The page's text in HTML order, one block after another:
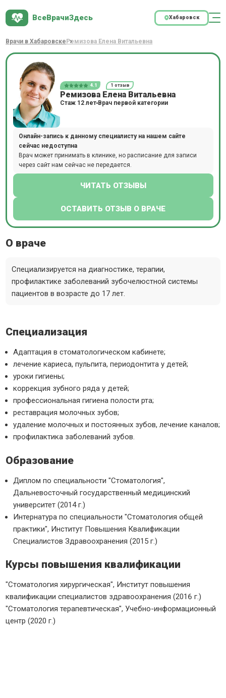
ВсеВрачиЗдесь Хабаровск
Врачи в Хабаровске Ремизова Елена Витальевна
4.1 1 отзыв
Ремизова Елена Витальевна
Стаж 12 лет Врач первой категории
Онлайн-запись к данному специалисту на нашем сайте
сейчас недоступна
Врач может принимать в клинике, но расписание для записи
через сайт нам сейчас не передается.
ЧИТАТЬ ОТЗЫВЫ
ОСТАВИТЬ ОТЗЫВ О ВРАЧЕ
О враче
Специализируется на диагностике, терапии,
профилактике заболеваний зубочелюстной системы
пациентов в возрасте до 17 лет.
Специализация
Адаптация в стоматологическом кабинете;
лечение кариеса, пульпита, периодонтита у детей;
уроки гигиены;
коррекция зубного ряда у детей;
профессиональная гигиена полости рта;
реставрация молочных зубов;
удаление молочных и постоянных зубов, лечение каналов;
профилактика заболеваний зубов.
Образование
Диплом по специальности "Стоматология",
Дальневосточный государственный медицинский
университет (2014 г.)
Интернатура по специальности "Стоматология общей
практики", Институт Повышения Квалификации
Специалистов Здравоохранения (2015 г.)
Курсы повышения квалификации
"Стоматология хирургическая", Институт повышения
квалификации специалистов здравоохранения (2016 г.)
"Стоматология терапевтическая", Учебно-информационный
центр (2020 г.)